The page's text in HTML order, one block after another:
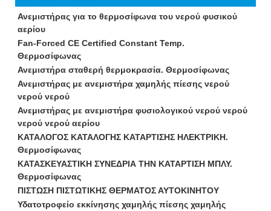
Ανεμιστήρας για το θερμοσίφωνα του νερού φυσικού
αερίου
Fan-Forced CE Certified Constant Temp.
Θερμοσίφωνας
Ανεμιστήρα σταθερή θερμοκρασία. Θερμοσίφωνας
Ανεμιστήρας με ανεμιστήρα χαμηλής πίεσης νερού
νερού νερού
Ανεμιστήρας με ανεμιστήρα φυσιολογικού νερού νερού
νερού νερού αερίου
ΚΑΤΑΛΟΓΟΣ ΚΑΤΑΛΟΓΗΣ ΚΑΤΑΡΤΙΣΗΣ ΗΛΕΚΤΡΙΚΗ.
Θερμοσίφωνας
ΚΑΤΑΣΚΕΥΑΣΤΙΚΗ ΣΥΝΕΔΡΙΑ ΤΗΝ ΚΑΤΑΡΤΙΣΗ ΜΠΛΥ.
Θερμοσίφωνας
ΠΙΣΤΩΣΗ ΠΙΣΤΩΤΙΚΗΣ ΘΕΡΜΑΤΟΣ ΑΥΤΟΚΙΝΗΤΟΥ
Υδατοτροφείο εκκίνησης χαμηλής πίεσης χαμηλής